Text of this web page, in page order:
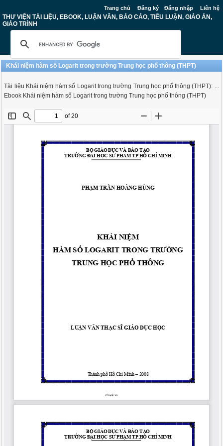
Trang chủ Đăng ký Đăng nhập Liên hệ
THƯ VIỆN TÀI LIỆU, EBOOK, LUẬN VĂN, BÁO CÁO, TIỂU LUẬN, GIÁO ÁN,
GIÁO TRÌNH
Khái niệm hàm số Logarit trong trường Trung học phổ thông (THPT)
Tài liệu Khái niệm hàm số Logarit trong trường Trung học phổ thông (THPT): ...
Ebook Khái niệm hàm số Logarit trong trường Trung học phổ thông (THPT)